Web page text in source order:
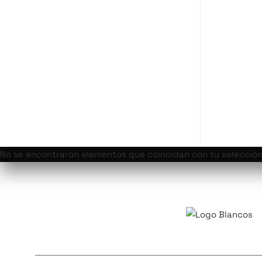
No se encontraron elementos que coincidan con tu